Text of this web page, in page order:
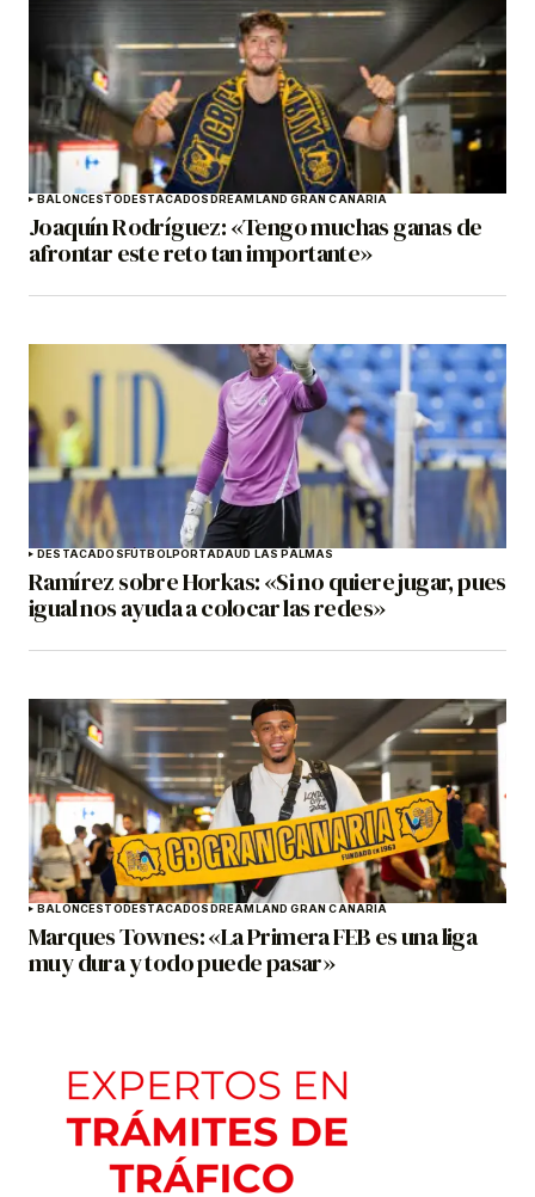
BALONCESTODESTACADOSDREAMLAND GRAN CANARIA
Joaquín Rodríguez: «Tengo muchas ganas de
afrontar este reto tan importante»
DESTACADOSFÚTBOLPORTADAUD LAS PALMAS
Ramírez sobre Horkas: «Si no quiere jugar, pues
igual nos ayuda a colocar las redes»
BALONCESTODESTACADOSDREAMLAND GRAN CANARIA
Marques Townes: «La Primera FEB es una liga
muy dura y todo puede pasar»